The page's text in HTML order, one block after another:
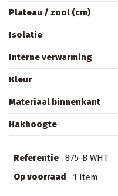
Plateau / zool (cm)
Isolatie
Interne verwarming
Kleur
Materiaal binnenkant
Hakhoogte
Referentie
875-B WHT
Op voorraad
1 Item